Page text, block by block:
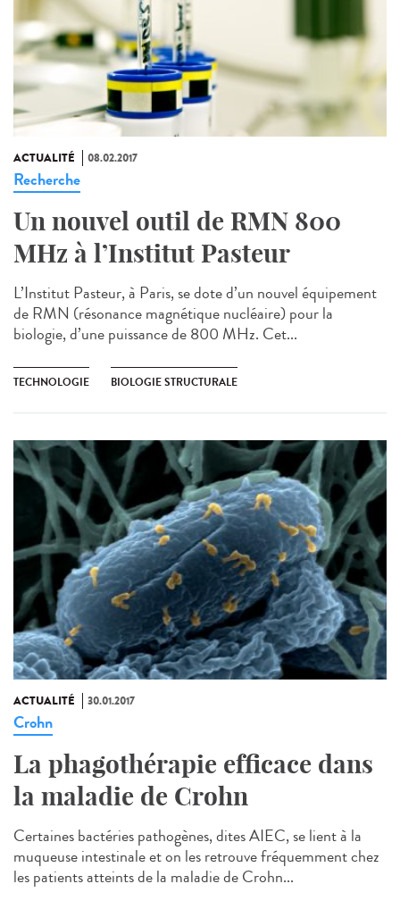
ACTUALITÉ 08.02.2017
Recherche
Un nouvel outil de RMN 800
MHz à l’Institut Pasteur
L’Institut Pasteur, à Paris, se dote d’un nouvel équipement
de RMN (résonance magnétique nucléaire) pour la
biologie, d’une puissance de 800 MHz. Cet...
TECHNOLOGIE BIOLOGIE STRUCTURALE
ACTUALITÉ 30.01.2017
Crohn
La phagothérapie efficace dans
la maladie de Crohn
Certaines bactéries pathogènes, dites AIEC, se lient à la
muqueuse intestinale et on les retrouve fréquemment chez
les patients atteints de la maladie de Crohn...